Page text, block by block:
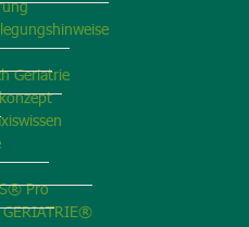
Geriatrie
Pro
GERIATRIE®